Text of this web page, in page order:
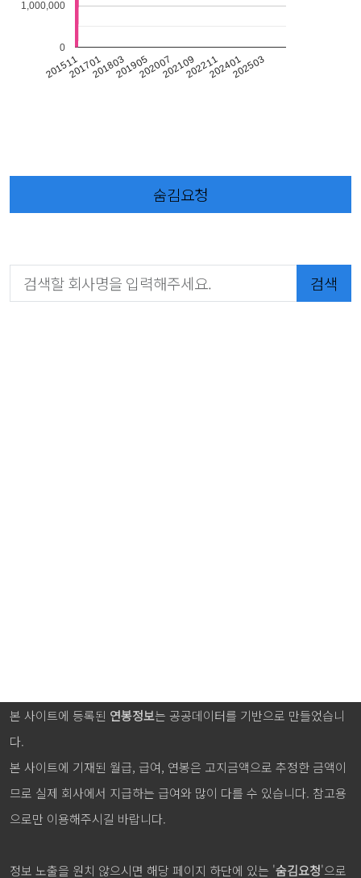
201511201701201803201905202007202109202211202401202503
0
1,000,000
숨김요청
검색
본 사이트에 등록된 연봉정보는 공공데이터를 기반으로 만들었습니
다.
본 사이트에 기재된 월급, 급여, 연봉은 고지금액으로 추정한 금액이
므로 실제 회사에서 지급하는 급여와 많이 다를 수 있습니다. 참고용
으로만 이용해주시길 바랍니다.
정보 노출을 원치 않으시면 해당 페이지 하단에 있는 '숨김요청'으로